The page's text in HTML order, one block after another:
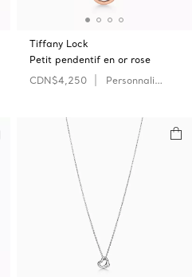
Tiffany Lock
Petit pendentif en or rose
CDN$4,250
Personnaliser